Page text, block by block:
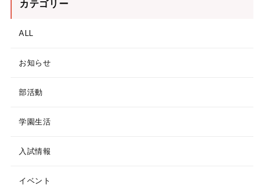
カテゴリー
ALL
お知らせ
部活動
学園生活
入試情報
イベント